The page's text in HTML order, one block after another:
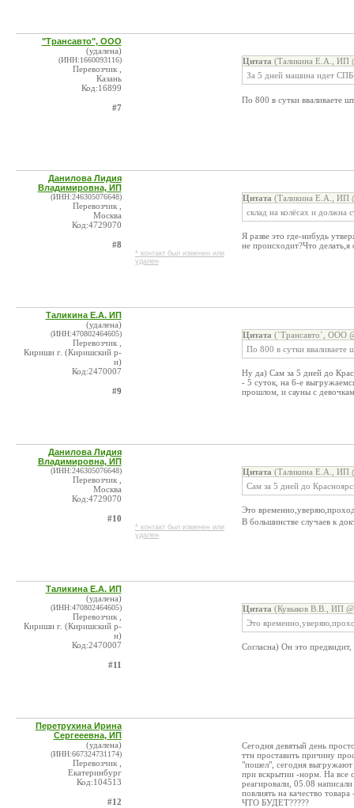
"Трансавто", ООО
(удалена)
(ИНН:1660093116)
Перевозчик ,
Казань
Код:16899
#7
Цитата (Таликина Е.А., ИП
За 5 дней машина идет
По 800 в сутки вваливаете
Данилова Лидия
Владимировна, ИП
(ИНН:246305076648)
Перевозчик ,
Москва
Код:4729070
#8
* контакт был изменен или
удален
Цитата (Таликина Е.А., ИП
склад на колёсах и должна
Я разве это где-нибудь
не происходит?Что
Таликина Е.А. ИП
(удалена)
(ИНН:470802464605)
Перевозчик ,
Кириши г. (Киришский р-
н)
Код:2470007
#9
Цитата (`Трансавто`, ООО
По 800 в сутки вваливаете
Ну да) Сам за 5 дней до
- 5 суток, на 6-е
прошлом, и сауны с
Данилова Лидия
Владимировна, ИП
(ИНН:246305076648)
Перевозчик ,
Москва
Код:4729070
#10
* контакт был изменен или
удален
Цитата (Таликина Е.А., ИП
Сам за 5 дней до
Это
В большинстве случаев к
Таликина Е.А. ИП
(удалена)
(ИНН:470802464605)
Перевозчик ,
Кириши г. (Киришский р-
н)
Код:2470007
#11
Цитата (Кувыков В.В., ИП
Это
Согласна) Он это
Перетрухина Ирина
Сергееевна, ИП
(удалена)
(ИНН:667324731174)
Перевозчик ,
Екатеринбург
Код:104513
#12
Сегодня девятый день
ттн проставить причину
"пошел", сегодня
при вскрытии -норм. На все
реагировали, 05.08
повлиять на качество
ЧТО БУДЕТ?????